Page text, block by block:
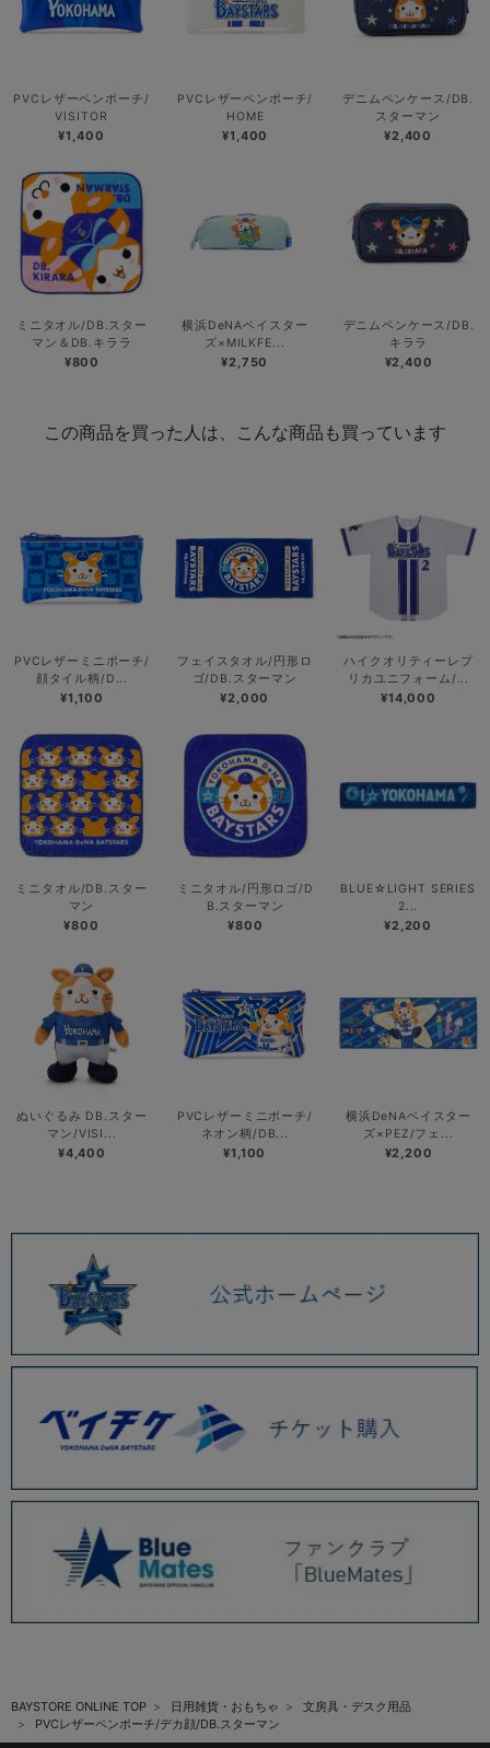
PVCレザーペンポーチ/
VISITOR
¥1,400
PVCレザーペンポーチ/
HOME
¥1,400
デニムペンケース/DB.
スターマン
¥2,400
ミニタオル/DB.スター
マン＆DB.キララ
¥800
横浜DeNAベイスター
ズ×MILKFE...
¥2,750
デニムペンケース/DB.
キララ
¥2,400
この商品を買った人は、こんな商品も買っています
PVCレザーミニポーチ/
顔タイル柄/D...
¥1,100
フェイスタオル/円形ロ
ゴ/DB.スターマン
¥2,000
ハイクオリティーレプ
リカユニフォーム/...
¥14,000
ミニタオル/DB.スター
マン
¥800
ミニタオル/円形ロゴ/D
B.スターマン
¥800
BLUE☆LIGHT SERIES
2...
¥2,200
ぬいぐるみ DB.スター
マン/VISI...
¥4,400
PVCレザーミニポーチ/
ネオン柄/DB...
¥1,100
横浜DeNAベイスター
ズ×PEZ/フェ...
¥2,200
BAYSTORE ONLINE TOP 日用雑貨・おもちゃ
文房具・デスク用品
PVCレザーペンポーチ/デカ顔/DB.スターマン